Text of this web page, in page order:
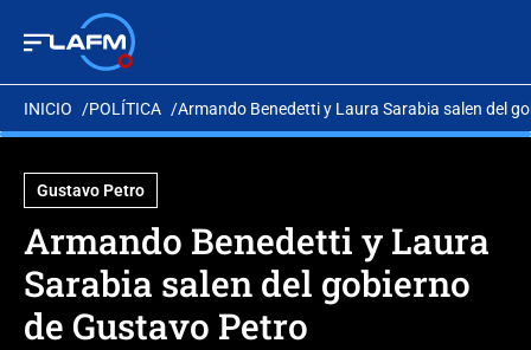
INICIO POLÍTICA Armando Benedetti y Laura Sarabia salen del
Gustavo Petro
Armando Benedetti y Laura
Sarabia salen del gobierno
de Gustavo Petro